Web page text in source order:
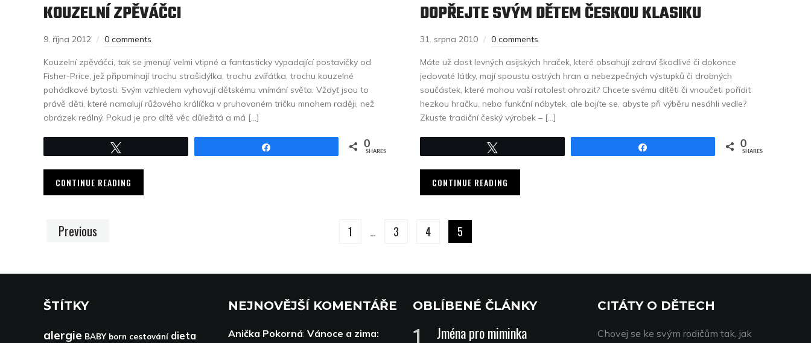
KOUZELNÍ ZPĚVÁČCI
9. října 2012 0 comments
Kouzelní zpěváčci, tak se jmenují velmi vtipné a fantasticky vypadající postavičky od
Fisher-Price, jež připomínají trochu strašidýlka, trochu zvířátka, trochu kouzelné
pohádkové bytosti. Svým vzhledem vyhovují dětskému vnímání světa. Vždyť jsou to
právě děti, které namalují růžového králíčka v pruhovaném tričku mnohem raději, než
obrázek reálný. Pokud je pro dítě věc důležitá a má […]
0
SHARES
CONTINUE READING
DOPŘEJTE SVÝM DĚTEM ČESKOU KLASIKU
31. srpna 2010 0 comments
Máte už dost levných asijských hraček, které obsahují zdraví škodlivé či dokonce
jedovaté látky, mají spoustu ostrých hran a nebezpečných výstupků či drobných
součástek, které mohou vaší ratolest ohrozit? Chcete svému dítěti či vnoučeti pořídit
hezkou hračku, nebo funkční nábytek, ale bojíte se, abyste při výběru nesáhli vedle?
Zkuste tradiční český výrobek – […]
0
SHARES
CONTINUE READING
Previous 1 … 3 4 5
ŠTÍTKY
alergie BABY born cestování dieta
NEJNOVĚJŠÍ KOMENTÁŘE
Anička Pokorná: Vánoce a zima:
OBLÍBENÉ ČLÁNKY
Jména pro miminka
CITÁTY O DĚTECH
Chovej se ke svým rodičům tak, jak